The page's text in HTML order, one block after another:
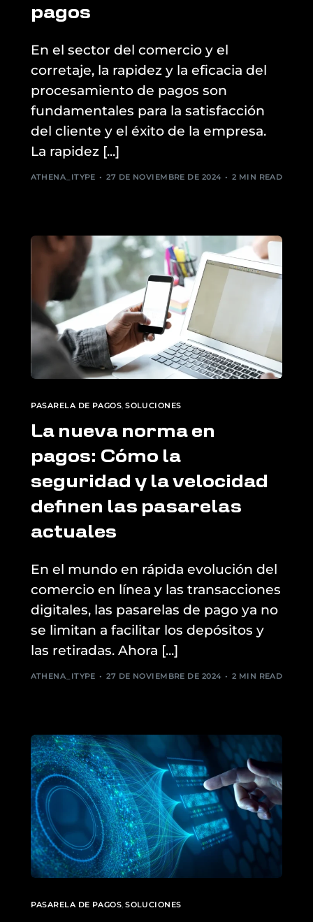
pagos
En el sector del comercio y el
corretaje, la rapidez y la eficacia del
procesamiento de pagos son
fundamentales para la satisfacción
del cliente y el éxito de la empresa.
La rapidez [...]
ATHENA_ITYPE 27 DE NOVIEMBRE DE 2024 2 MIN READ
PASARELA DE PAGOS,SOLUCIONES
La nueva norma en
pagos: Cómo la
seguridad y la velocidad
definen las pasarelas
actuales
En el mundo en rápida evolución del
comercio en línea y las transacciones
digitales, las pasarelas de pago ya no
se limitan a facilitar los depósitos y
las retiradas. Ahora [...]
ATHENA_ITYPE 27 DE NOVIEMBRE DE 2024 2 MIN READ
PASARELA DE PAGOS,SOLUCIONES